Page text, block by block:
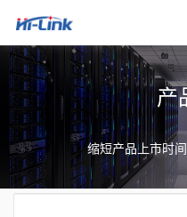
产
缩短产品上市时